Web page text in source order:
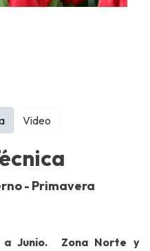
- Primavera
a Junio. Zona Norte y
Video